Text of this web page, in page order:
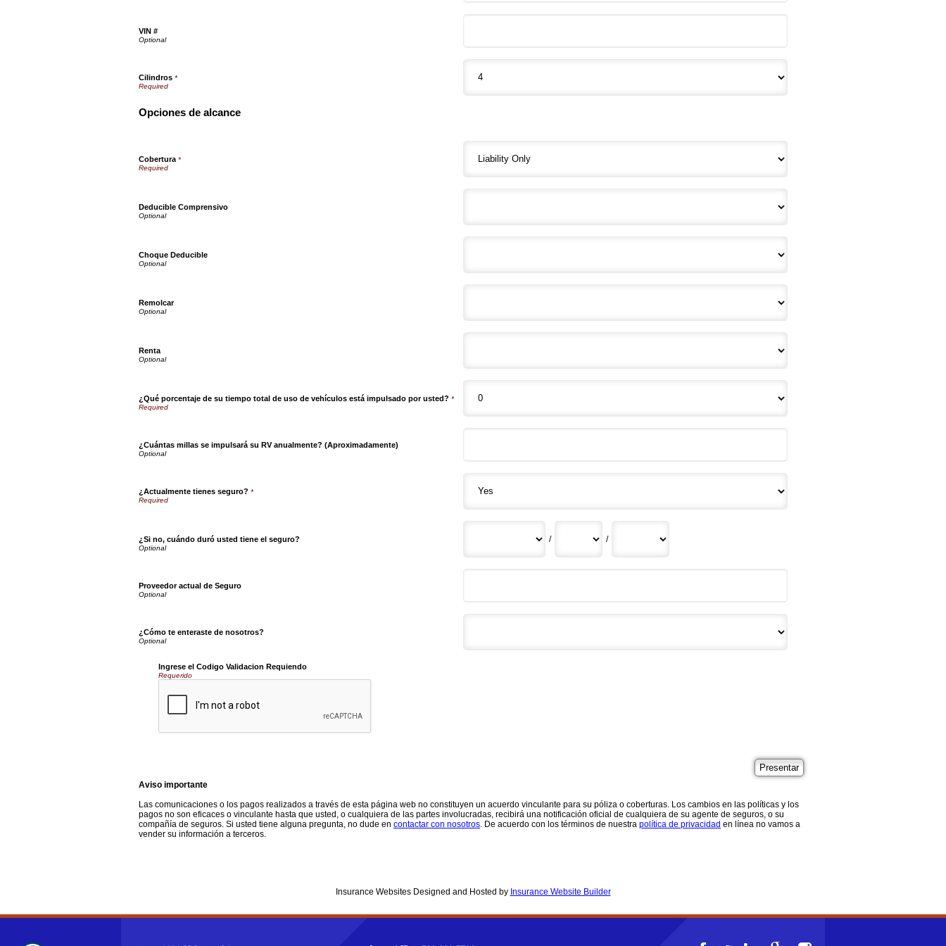
VIN #
Cilindros *
Opciones de alcance
Cobertura *
Deducible Comprensivo
Choque Deducible
Remolcar
Renta
¿Qué porcentaje de su tiempo total de uso de vehículos está impulsado por usted? *
¿Cuántas millas se impulsará su RV anualmente? (Aproximadamente)
¿Actualmente tienes seguro? *
¿Si no, cuándo duró usted tiene el seguro? / /
Proveedor actual de Seguro
¿Cómo te enteraste de nosotros?
Ingrese el Codigo Validacion Requiendo
Requerido
Aviso importante
Las comunicaciones o los pagos realizados a través de esta página web no constituyen un acuerdo vinculante para su póliza o coberturas. Los cambios en las políticas y los
pagos no son eficaces o vinculante hasta que usted, o cualquiera de las partes involucradas, recibirá una notificación oficial de cualquiera de su agente de seguros, o su
compañía de seguros. Si usted tiene alguna pregunta, no dude en contactar con nosotros. De acuerdo con los términos de nuestra política de privacidad en línea no vamos a
vender su información a terceros.
Insurance WebsitesDesigned and Hosted by Insurance Website Builder